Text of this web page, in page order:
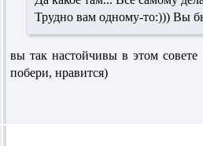
Трудно вам одному-то:))) Вы
вы так настойчивы в этом
побери, нравится)